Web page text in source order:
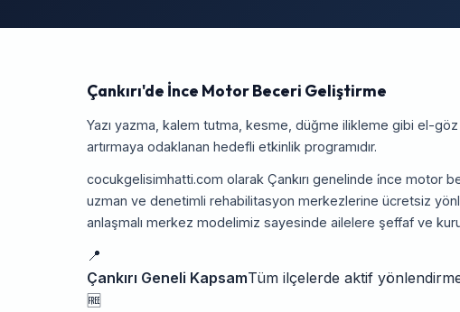
Çankırı'de İnce Motor Beceri Geliştirme
Yazı yazma, kalem tutma, kesme, düğme ilikleme gibi el-
artırmaya odaklanan hedefli etkinlik programıdır.
cocukgelisimhatti.com olarak Çankırı genelinde i̇nce motor
uzman ve denetimli rehabilitasyon merkezlerine ücretsiz
anlaşmalı merkez modelimiz sayesinde ailelere şeffaf ve
📍
Çankırı Geneli KapsamTüm ilçelerde aktif
🆓